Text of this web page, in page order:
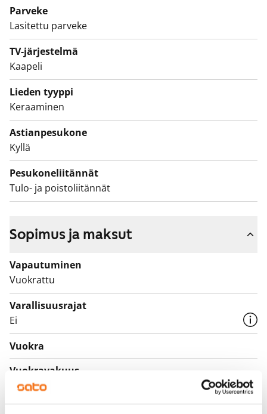
ja parvekkeille on suunnitteilla korjauksia. Käyttökiellon
ajalta maksetaan vuokrahyvitystä.
Parveke
Lasitettu parveke
TV-järjestelmä
Kaapeli
Lieden tyyppi
Keraaminen
Astianpesukone
Kyllä
Pesukoneliitännät
Tulo- ja poistoliitännät
Sopimus ja maksut
Vapautuminen
Vuokrattu
Varallisuusrajat
Ei
Vuokra
Vuokravakuus
0 €, (yrityksille min. 1 kk vuokra)